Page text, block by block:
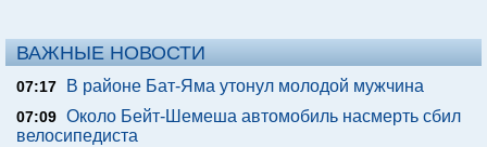
ВАЖНЫЕ НОВОСТИ
07:17 В районе Бат-Яма утонул молодой мужчина
07:09 Около Бейт-Шемеша автомобиль насмерть сбил
велосипедиста